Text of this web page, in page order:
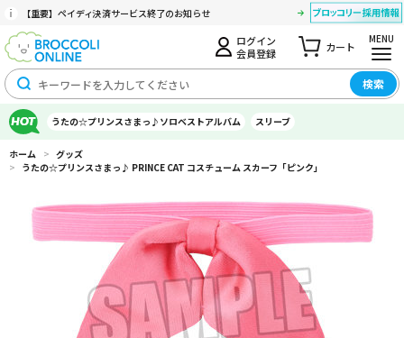
【重要】ペイディ決済サービス終了のお知らせ
ログイン
会員登録
カート
MENU
検索
うたの☆プリンスさまっ♪ソロベストアルバム スリーブ
ホーム > グッズ
> うたの☆プリンスさまっ♪ PRINCE CAT コスチューム スカーフ「ピンク」